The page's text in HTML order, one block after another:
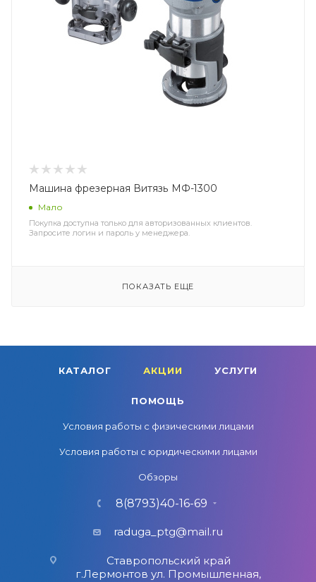
Машина фрезерная Витязь МФ-1300
Мало
Покупка доступна только для авторизованных клиентов.
Запросите логин и пароль у менеджера.
ПОКАЗАТЬ ЕЩЕ
КАТАЛОГ АКЦИИ УСЛУГИ
ПОМОЩЬ
Условия работы с физическими лицами
Условия работы с юридическими лицами
Обзоры
8(8793)40-16-69
raduga_ptg@mail.ru
Ставропольский край
г.Лермонтов ул. Промышленная,